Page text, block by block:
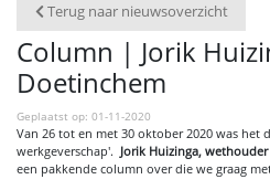
Terug naar nieuwsoverzicht
Column | Jorik
Doetinchem
Geplaatst op: 01-11-2020
Van 26 tot en met 30 oktober 2020 was het
werkgeverschap'. Jorik Huizinga,
een pakkende column over die we graag